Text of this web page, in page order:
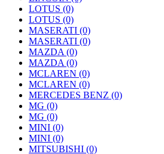
LOTUS (0)
LOTUS (0)
MASERATI (0)
MASERATI (0)
MAZDA (0)
MAZDA (0)
MCLAREN (0)
MCLAREN (0)
MERCEDES BENZ (0)
MG (0)
MG (0)
MINI (0)
MINI (0)
MITSUBISHI (0)